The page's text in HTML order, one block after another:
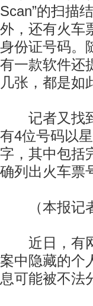
Scan”的扫描
外，还有火车
身份证号码。
有一款软件还
几张，都是如
记者又找到
有4位号码以
字，其中包括
确列出火车票
（本报记者
近日，有网
案中隐藏的个
息可能被不法